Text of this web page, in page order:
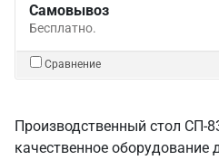
Самовывоз
Бесплатно.
Сравнение
Производственный стол СП-
качественное оборудование